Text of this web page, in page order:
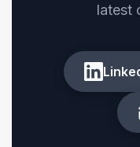
latest